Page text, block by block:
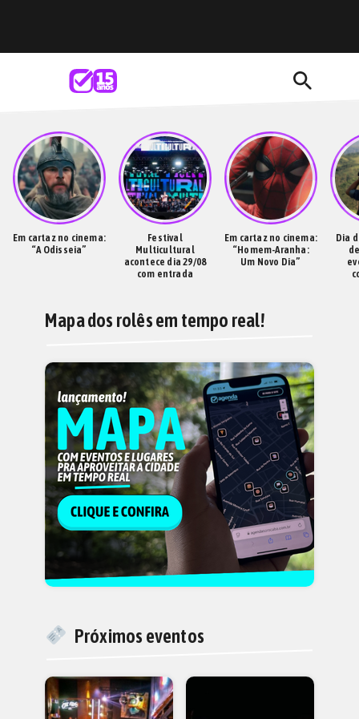
search
Em cartaz no cinema:
“A Odisseia”
Festival
Multicultural
acontece dia 29/08
com entrada
Em cartaz no cinema:
“Homem-Aranha:
Um Novo Dia”
Dia
Mapa dos rolês em tempo real!
Próximos eventos